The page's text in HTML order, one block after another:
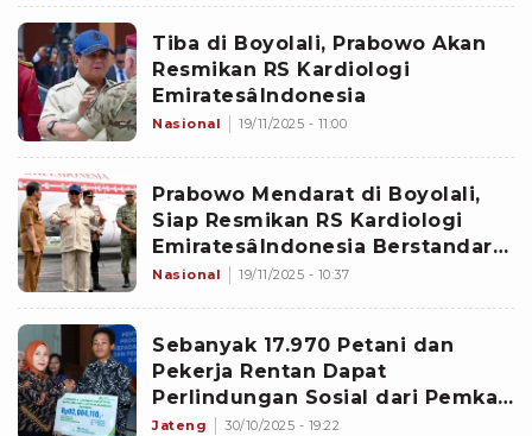
Tiba di Boyolali, Prabowo Akan
Resmikan RS Kardiologi
EmiratesâIndonesia
Nasional 19/11/2025 - 11:00
Prabowo Mendarat di Boyolali,
Siap Resmikan RS Kardiologi
EmiratesâIndonesia Berstandar
Internasional
Nasional 19/11/2025 - 10:37
Sebanyak 17.970 Petani dan
Pekerja Rentan Dapat
Perlindungan Sosial dari Pemkab
Boyolali
Jateng 30/10/2025 - 19:22